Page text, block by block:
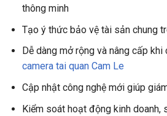
thông minh
Tạo ý thức bảo vệ tài sản chung
Dễ dàng mở rộng và nâng cấp khi
camera tai quan Cam Le
Cập nhật công nghệ mới giúp
Kiểm soát hoạt động kinh doanh,